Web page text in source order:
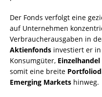
Der Fonds verfolgt eine
auf Unternehmen
Verbraucherausgaben in
Aktienfonds investiert er
Konsumgüter, Einzelhandel
somit eine breite
Emerging Markets hinweg.